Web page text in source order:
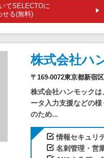
てSELECTOに
せる(無料)
株式会社ハ
〒169-0072東京都新宿
株式会社ハンモック
ータ入力支援などの
のため...
情報セキュリ
名刺管理・営